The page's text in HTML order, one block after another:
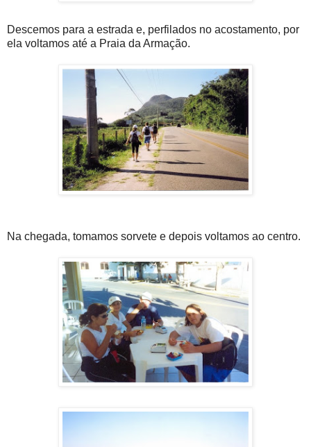
Descemos para a estrada e, perfilados no acostamento, por
ela voltamos até a Praia da Armação.
Na chegada, tomamos sorvete e depois voltamos ao centro.